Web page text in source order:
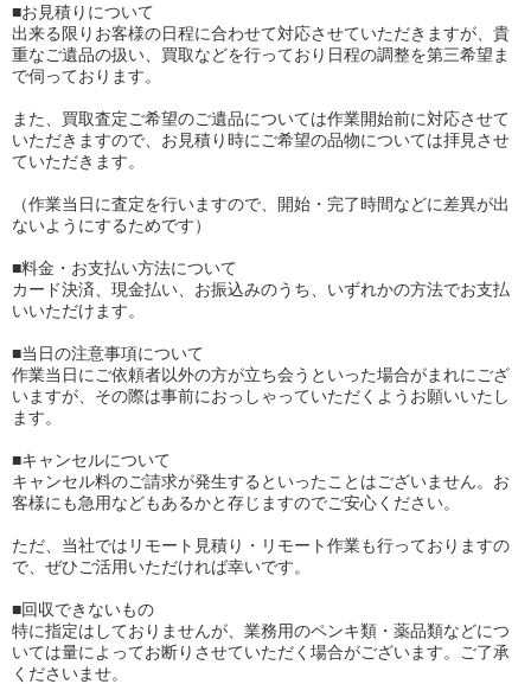
■お見積りについて
出来る限りお客様の日程に合わせて対応させていただきますが、貴
重なご遺品の扱い、買取などを行っており日程の調整を第三希望ま
で伺っております。
また、買取査定ご希望のご遺品については作業開始前に対応させて
いただきますので、お見積り時にご希望の品物については拝見させ
ていただきます。
（作業当日に査定を行いますので、開始・完了時間などに差異が出
ないようにするためです）
■料金・お支払い方法について
カード決済、現金払い、お振込みのうち、いずれかの方法でお支払
いいただけます。
■当日の注意事項について
作業当日にご依頼者以外の方が立ち会うといった場合がまれにござ
いますが、その際は事前におっしゃっていただくようお願いいたし
ます。
■キャンセルについて
キャンセル料のご請求が発生するといったことはございません。お
客様にも急用などもあるかと存じますのでご安心ください。
ただ、当社ではリモート見積り・リモート作業も行っておりますの
で、ぜひご活用いただければ幸いです。
■回収できないもの
特に指定はしておりませんが、業務用のペンキ類・薬品類などにつ
いては量によってお断りさせていただく場合がございます。ご了承
くださいませ。